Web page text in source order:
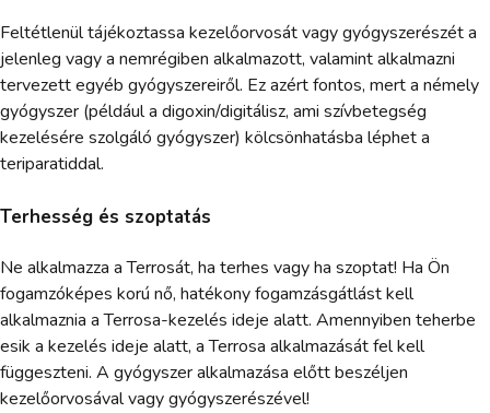
Feltétlenül tájékoztassa kezelőorvosát vagy gyógyszerészét a
jelenleg vagy a nemrégiben alkalmazott, valamint alkalmazni
tervezett egyéb gyógyszereiről. Ez azért fontos, mert a némely
gyógyszer (például a digoxin/digitálisz, ami szívbetegség
kezelésére szolgáló gyógyszer) kölcsönhatásba léphet a
teriparatiddal.
Terhesség és szoptatás
Ne alkalmazza a Terrosát, ha terhes vagy ha szoptat! Ha Ön
fogamzóképes korú nő, hatékony fogamzásgátlást kell
alkalmaznia a Terrosa-kezelés ideje alatt. Amennyiben teherbe
esik a kezelés ideje alatt, a Terrosa alkalmazását fel kell
függeszteni. A gyógyszer alkalmazása előtt beszéljen
kezelőorvosával vagy gyógyszerészével!